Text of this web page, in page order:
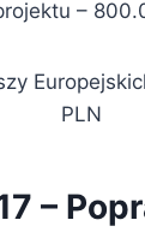
–
PLN
–